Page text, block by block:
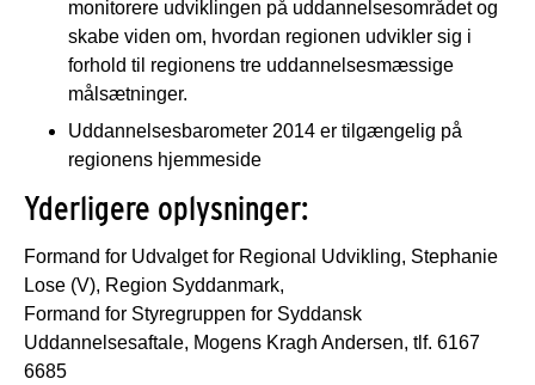
monitorere udviklingen på uddannelsesområdet og
skabe viden om, hvordan regionen udvikler sig i
forhold til regionens tre uddannelsesmæssige
målsætninger.
Uddannelsesbarometer 2014 er tilgængelig på
regionens hjemmeside
Yderligere oplysninger:
Formand for Udvalget for Regional Udvikling, Stephanie
Lose (V), Region Syddanmark,
Formand for Styregruppen for Syddansk
Uddannelsesaftale, Mogens Kragh Andersen, tlf. 6167
6685